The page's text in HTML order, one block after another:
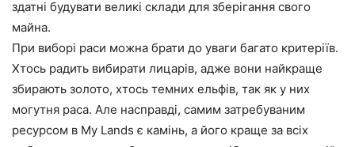
здатні будувати великі склади для зберігання свого
майна.
При виборі раси можна брати до уваги багато критеріїв.
Хтось радить вибирати лицарів, адже вони найкраще
збирають золото, хтось темних ельфів, так як у них
могутня раса. Але насправді, самим затребуваним
ресурсом в My Lands є камінь, а його краще за всіх